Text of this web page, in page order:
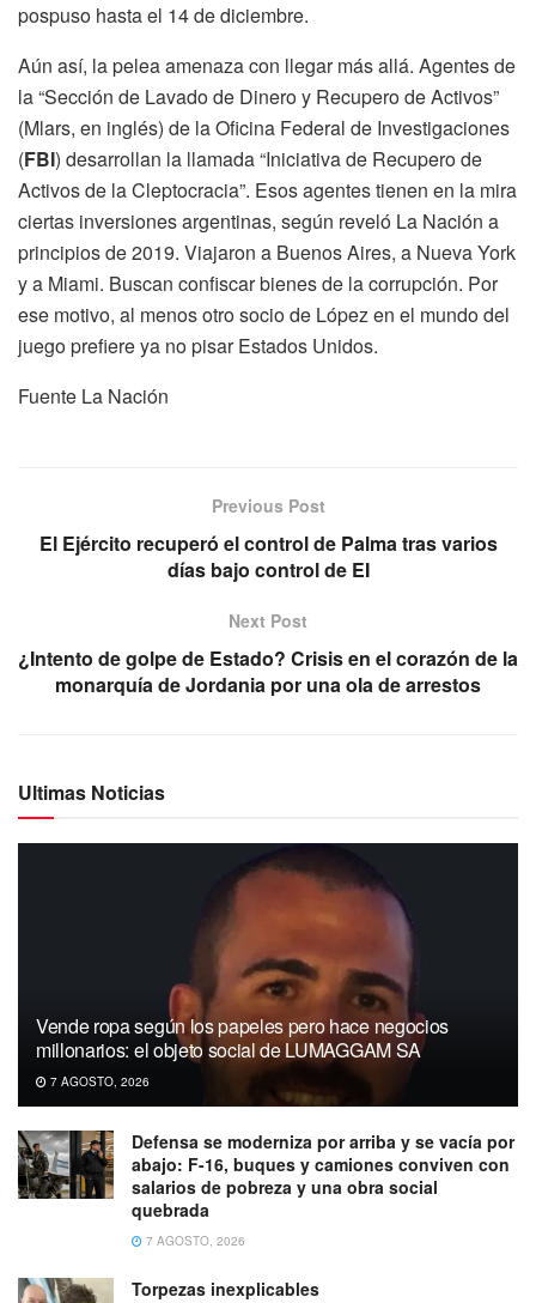
pospuso hasta el 14 de diciembre.
Aún así, la pelea amenaza con llegar más allá. Agentes de
la “Sección de Lavado de Dinero y Recupero de Activos”
(Mlars, en inglés) de la Oficina Federal de Investigaciones
(FBI) desarrollan la llamada “Iniciativa de Recupero de
Activos de la Cleptocracia”. Esos agentes tienen en la mira
ciertas inversiones argentinas, según reveló La Nación a
principios de 2019. Viajaron a Buenos Aires, a Nueva York
y a Miami. Buscan confiscar bienes de la corrupción. Por
ese motivo, al menos otro socio de López en el mundo del
juego prefiere ya no pisar Estados Unidos.
Fuente La Nación
Previous Post
El Ejército recuperó el control de Palma tras varios
días bajo control de EI
Next Post
¿Intento de golpe de Estado? Crisis en el corazón de la
monarquía de Jordania por una ola de arrestos
Ultimas Noticias
Vende ropa según los papeles pero hace negocios
millonarios: el objeto social de LUMAGGAM SA
7 AGOSTO, 2026
Defensa se moderniza por arriba y se vacía por
abajo: F-16, buques y camiones conviven con
salarios de pobreza y una obra social
quebrada
7 AGOSTO, 2026
Torpezas inexplicables